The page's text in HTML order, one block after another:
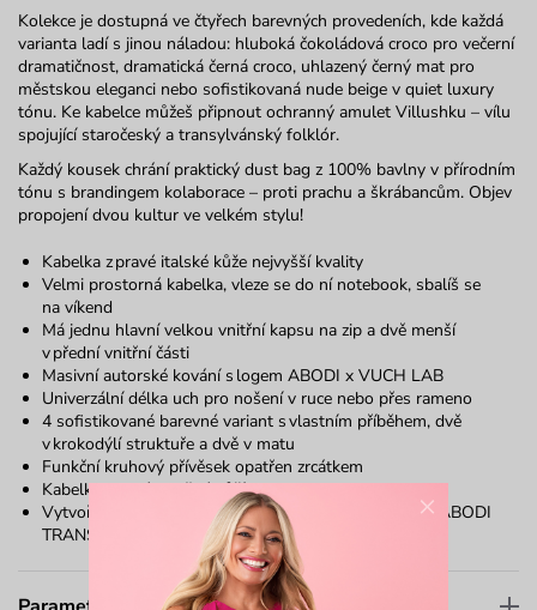
Kolekce je dostupná ve čtyřech barevných provedeních, kde každá
varianta ladí s jinou náladou: hluboká čokoládová croco pro večerní
dramatičnost, dramatická černá croco, uhlazený černý mat pro
městskou eleganci nebo sofistikovaná nude beige v quiet luxury
tónu. Ke kabelce můžeš připnout ochranný amulet Villushku – vílu
spojující staročeský a transylvánský folklór.
Každý kousek chrání praktický dust bag z 100% bavlny v přírodním
tónu s brandingem kolaborace – proti prachu a škrábancům. Objev
propojení dvou kultur ve velkém stylu!
Kabelka zpravé italské kůže nejvyšší kvality
Velmi prostorná kabelka, vleze se do ní notebook, sbalíš se
na víkend
Má jednu hlavní velkou vnitřní kapsu na zip a dvě menší
v přední vnitřní části
Masivní autorské kování s logem ABODI x VUCH LAB
Univerzální délka uch pro nošení v ruce nebo přes rameno
4 sofistikované barevné variant svlastním příběhem, dvě
v krokodýlí struktuře a dvě v matu
Funkční kruhový přívěsek opatřen zrcátkem
Kabelka je celá podšitá kůží
Vytvořeno ve spolupráci se světovou módní značkou
ABODI
TRANSYLVANIA
×